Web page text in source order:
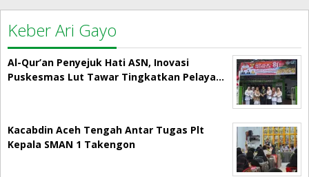
Keber Ari Gayo
Al-Qur’an Penyejuk Hati ASN, Inovasi
Puskesmas Lut Tawar Tingkatkan Pelaya…
Kacabdin Aceh Tengah Antar Tugas Plt
Kepala SMAN 1 Takengon